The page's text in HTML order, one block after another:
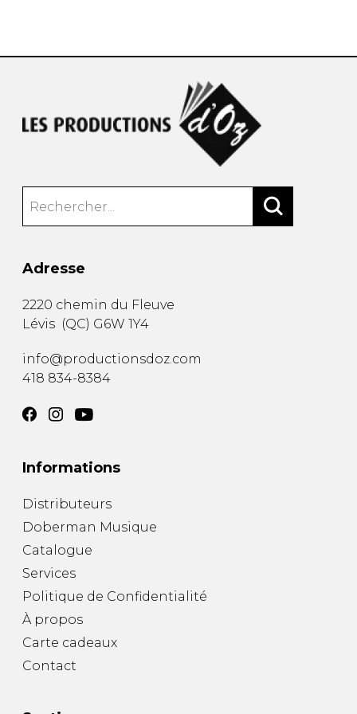
Adresse
2220 chemin du Fleuve
Lévis (QC) G6W 1Y4
info@productionsdoz.com
418 834-8384
Informations
Distributeurs
Doberman Musique
Catalogue
Services
Politique de Confidentialité
À propos
Carte cadeaux
Contact